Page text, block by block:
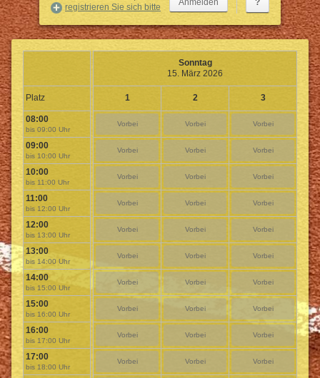
registrieren Sie sich bitte
?
Platz
08:00
bis 09:00 Uhr
09:00
bis 10:00 Uhr
10:00
bis 11:00 Uhr
11:00
bis 12:00 Uhr
12:00
bis 13:00 Uhr
13:00
bis 14:00 Uhr
14:00
bis 15:00 Uhr
15:00
bis 16:00 Uhr
16:00
bis 17:00 Uhr
17:00
bis 18:00 Uhr
Sonntag
15. März 2026
1 2 3
Vorbei Vorbei Vorbei
Vorbei Vorbei Vorbei
Vorbei Vorbei Vorbei
Vorbei Vorbei Vorbei
Vorbei Vorbei Vorbei
Vorbei Vorbei Vorbei
Vorbei Vorbei Vorbei
Vorbei Vorbei Vorbei
Vorbei Vorbei Vorbei
Vorbei Vorbei Vorbei